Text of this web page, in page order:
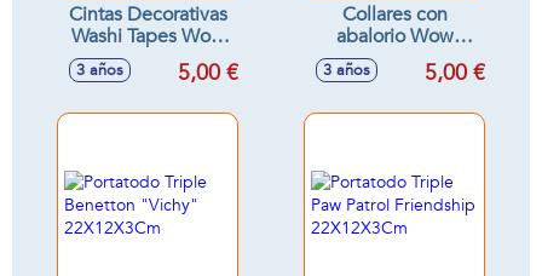
Cintas Decorativas
Washi Tapes Wow
Generation
3 años 5,00 €
Collares con
abalorio Wow
Generation.
Colecciona los
3 años 5,00 €